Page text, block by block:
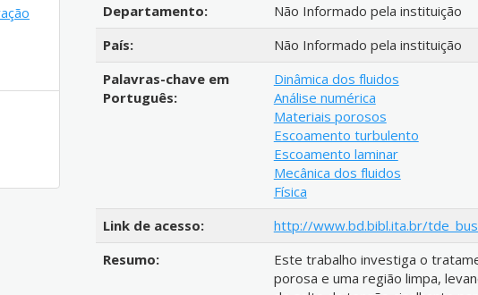
Departamento:
Não Informado pela instituição
País:
Não Informado pela instituição
Palavras-chave em
Português:
Dinâmica dos fluidos
Análise numérica
Materiais porosos
Escoamento turbulento
Escoamento laminar
Mecânica dos fluidos
Física
Link de acesso:
http://www.bd.bibl.ita.br/
Resumo:
Este trabalho investiga o
porosa e uma região limpa,